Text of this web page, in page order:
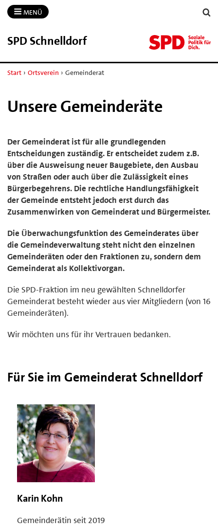
MENÜ
SPD Schnelldorf
Start › Ortsverein › Gemeinderat
Unsere Gemeinderäte
Der Gemeinderat ist für alle grundlegenden
Entscheidungen zuständig. Er entscheidet zudem z.B.
über die Ausweisung neuer Baugebiete, den Ausbau
von Straßen oder auch über die Zulässigkeit eines
Bürgerbegehrens. Die rechtliche Handlungsfähigkeit
der Gemeinde entsteht jedoch erst durch das
Zusammenwirken von Gemeinderat und Bürgermeister.
Die Überwachungsfunktion des Gemeinderates über
die Gemeindeverwaltung steht nicht den einzelnen
Gemeinderäten oder den Fraktionen zu, sondern dem
Gemeinderat als Kollektivorgan.
Die SPD-Fraktion im neu gewählten Schnelldorfer
Gemeinderat besteht wieder aus vier Mitgliedern (von 16
Gemeinderäten).
Wir möchten uns für ihr Vertrauen bedanken.
Für Sie im Gemeinderat Schnelldorf
Karin Kohn
Gemeinderätin seit 2019